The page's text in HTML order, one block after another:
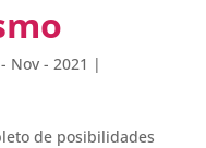
Nov - 2021 |
de posibilidades